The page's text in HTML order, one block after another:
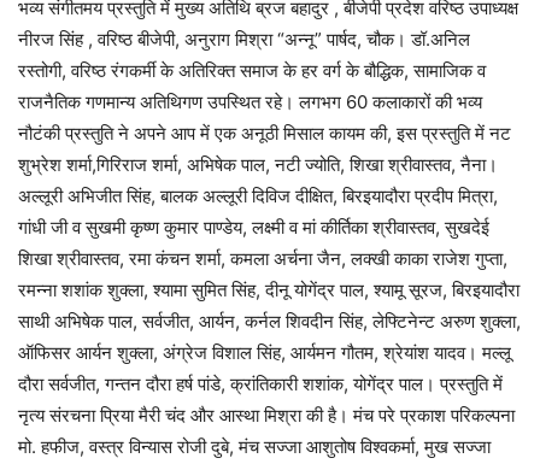
भव्य संगीतमय प्रस्तुति में मुख्य अतिथि ब्रज बहादुर , बीजेपी प्रदेश वरिष्ठ उपाध्यक्ष
नीरज सिंह , वरिष्ठ बीजेपी, अनुराग मिश्रा “अन्नू” पार्षद, चौक। डॉ.अनिल
रस्तोगी, वरिष्ठ रंगकर्मी के अतिरिक्त समाज के हर वर्ग के बौद्धिक, सामाजिक व
राजनैतिक गणमान्य अतिथिगण उपस्थित रहे। लगभग 60 कलाकारों की भव्य
नौटंकी प्रस्तुति ने अपने आप में एक अनूठी मिसाल कायम की, इस प्रस्तुति में नट
शुभ्रेश शर्मा,गिरिराज शर्मा, अभिषेक पाल, नटी ज्योति, शिखा श्रीवास्तव, नैना।
अल्लूरी अभिजीत सिंह, बालक अल्लूरी दिविज दीक्षित, बिरइयादौरा प्रदीप मित्रा,
गांधी जी व सुखमी कृष्ण कुमार पाण्डेय, लक्ष्मी व मां कीर्तिका श्रीवास्तव, सुखदेई
शिखा श्रीवास्तव, रमा कंचन शर्मा, कमला अर्चना जैन, लक्खी काका राजेश गुप्ता,
रमन्ना शशांक शुक्ला, श्यामा सुमित सिंह, दीनू योगेंद्र पाल, श्यामू सूरज, बिरइयादौरा
साथी अभिषेक पाल, सर्वजीत, आर्यन, कर्नल शिवदीन सिंह, लेफ्टिनेन्ट अरुण शुक्ला,
ऑफिसर आर्यन शुक्ला, अंग्रेज विशाल सिंह, आर्यमन गौतम, श्रेयांश यादव। मल्लू
दौरा सर्वजीत, गन्तन दौरा हर्ष पांडे, क्रांतिकारी शशांक, योगेंद्र पाल। प्रस्तुति में
नृत्य संरचना प्रिया मैरी चंद और आस्था मिश्रा की है। मंच परे प्रकाश परिकल्पना
मो. हफीज, वस्त्र विन्यास रोजी दुबे, मंच सज्जा आशुतोष विश्वकर्मा, मुख सज्जा